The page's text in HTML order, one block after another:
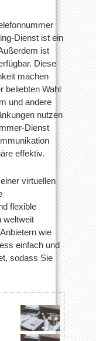
Dienst ist ein
ist
Diese
machen
beliebten Wahl
und andere
nutzen
Dienst
effektiv.
virtuellen
flexible
weltweit
wie
einfach und
sodass Sie